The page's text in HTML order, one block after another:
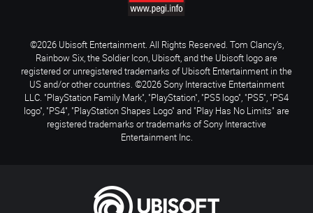
©2026 Ubisoft Entertainment. All Rights Reserved. Tom Clancy’s,
Rainbow Six, the Soldier Icon, Ubisoft, and the Ubisoft logo are
registered or unregistered trademarks of Ubisoft Entertainment in the
US and/or other countries. ©2026 Sony Interactive Entertainment
LLC. "PlayStation Family Mark", "PlayStation", "PS5 logo", "PS5", "PS4
logo", "PS4", "PlayStation Shapes Logo" and "Play Has No Limits" are
registered trademarks or trademarks of Sony Interactive
Entertainment Inc.